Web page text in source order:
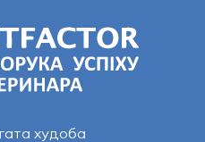
худоба